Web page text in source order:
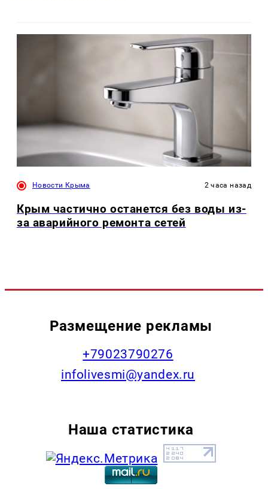
Новости Крыма 2 часа назад
Крым частично останется без воды из-
за аварийного ремонта сетей
Размещение рекламы
+79023790276
infolivesmi@yandex.ru
Наша статистика